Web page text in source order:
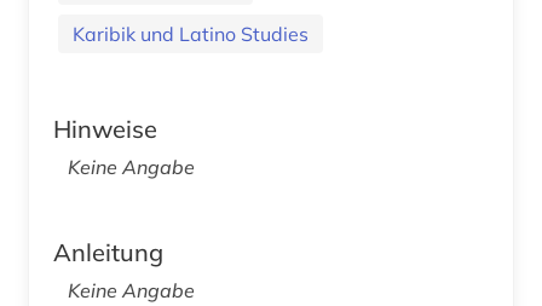
Karibik und Latino Studies
Hinweise
Keine Angabe
Anleitung
Keine Angabe